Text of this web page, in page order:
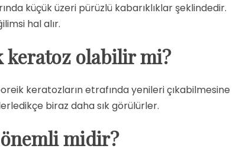
küçük üzeri pürüzlü kabarıklıklar şeklindedir.
hal alır.
keratoz olabilir mi?
keratozların etrafında yenileri çıkabilmesine
biraz daha sık görülürler.
midir?